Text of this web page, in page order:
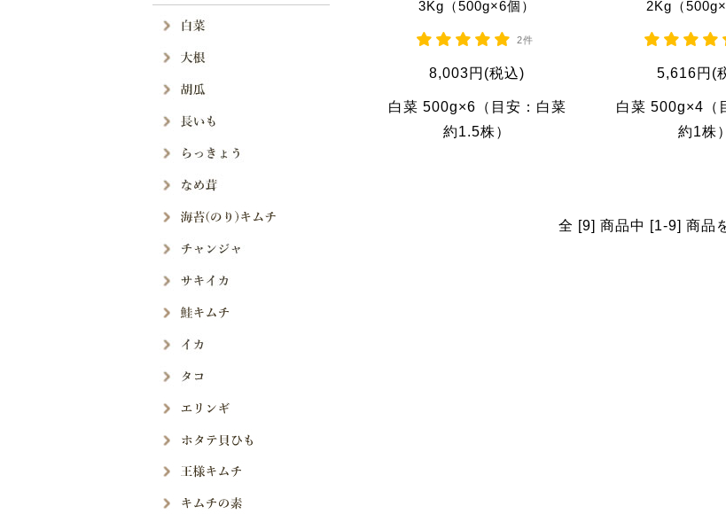
3Kg（500g×6個）
2件
8,003円(税込)
白菜 500g×6（目安：白菜
約1.5株）
2Kg（
5,616円(
白菜 500g×4（
約1株）
全 [9] 商品中 [1-9] 商品